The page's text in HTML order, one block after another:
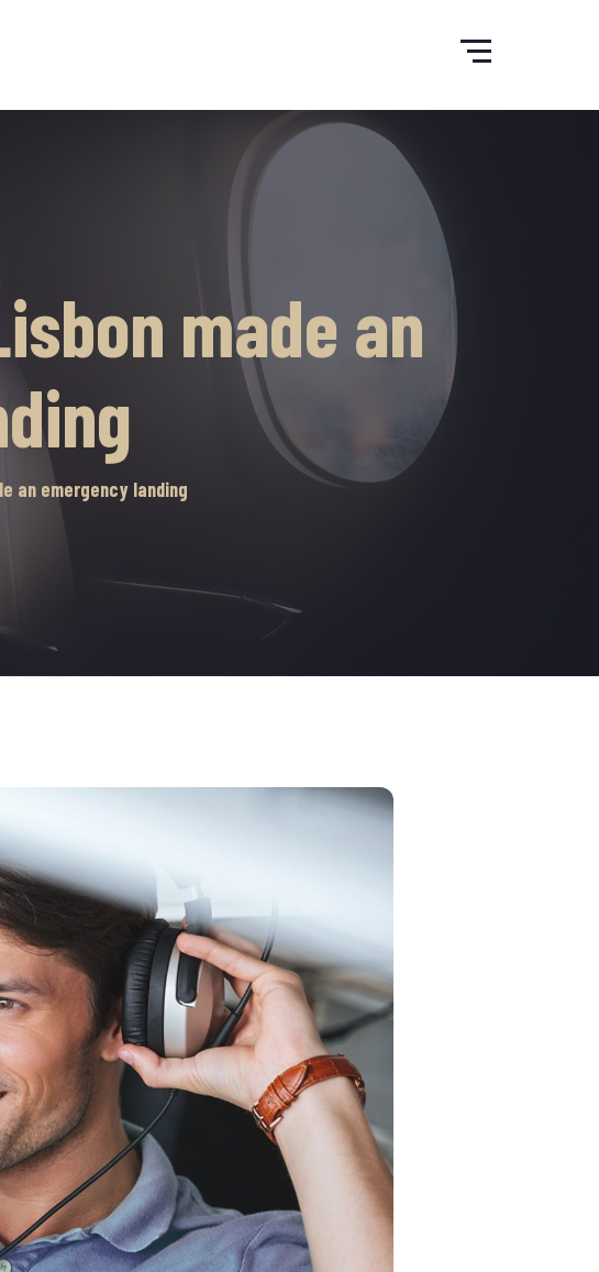
made an
an emergency landing